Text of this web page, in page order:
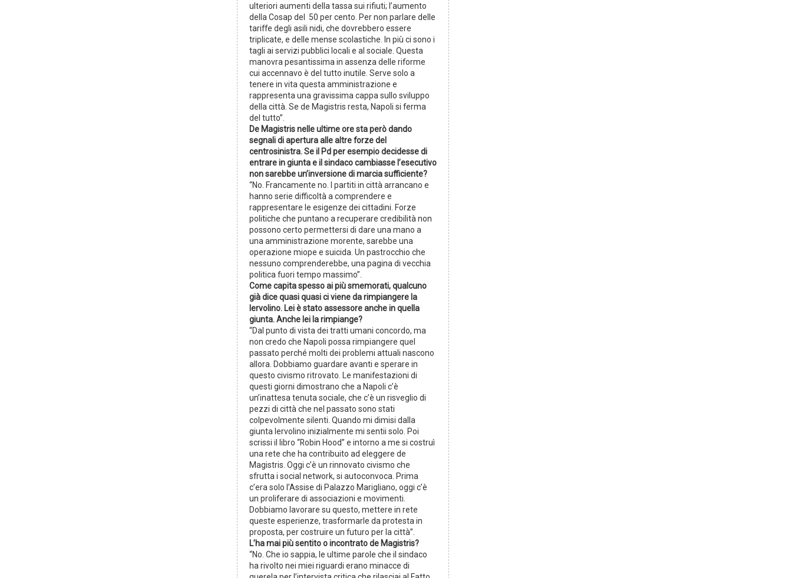
ulteriori aumenti della tassa sui rifiuti; l’aumento
della Cosap del 50 per cento. Per non parlare delle
tariffe degli asili nidi, che dovrebbero essere
triplicate, e delle mense scolastiche. In più ci sono i
tagli ai servizi pubblici locali e al sociale. Questa
manovra pesantissima in assenza delle riforme
cui accennavo è del tutto inutile. Serve solo a
tenere in vita questa amministrazione e
rappresenta una gravissima cappa sullo sviluppo
della città. Se de Magistris resta, Napoli si ferma
del tutto”.
De Magistris nelle ultime ore sta però dando
segnali di apertura alle altre forze del
centrosinistra. Se il Pd per esempio decidesse di
entrare in giunta e il sindaco cambiasse l’esecutivo
non sarebbe un’inversione di marcia sufficiente?
“No. Francamente no. I partiti in città arrancano e
hanno serie difficoltà a comprendere e
rappresentare le esigenze dei cittadini. Forze
politiche che puntano a recuperare credibilità non
possono certo permettersi di dare una mano a
una amministrazione morente, sarebbe una
operazione miope e suicida. Un pastrocchio che
nessuno comprenderebbe, una pagina di vecchia
politica fuori tempo massimo”.
Come capita spesso ai più smemorati, qualcuno
già dice quasi quasi ci viene da rimpiangere la
Iervolino. Lei è stato assessore anche in quella
giunta. Anche lei la rimpiange?
“Dal punto di vista dei tratti umani concordo, ma
non credo che Napoli possa rimpiangere quel
passato perché molti dei problemi attuali nascono
allora. Dobbiamo guardare avanti e sperare in
questo civismo ritrovato. Le manifestazioni di
questi giorni dimostrano che a Napoli c’è
un’inattesa tenuta sociale, che c’è un risveglio di
pezzi di città che nel passato sono stati
colpevolmente silenti. Quando mi dimisi dalla
giunta Iervolino inizialmente mi sentii solo. Poi
scrissi il libro “Robin Hood” e intorno a me si costruì
una rete che ha contribuito ad eleggere de
Magistris. Oggi c’è un rinnovato civismo che
sfrutta i social network, si autoconvoca. Prima
c’era solo l’Assise di Palazzo Marigliano, oggi c’è
un proliferare di associazioni e movimenti.
Dobbiamo lavorare su questo, mettere in rete
queste esperienze, trasformarle da protesta in
proposta, per costruire un futuro per la città”.
L’ha mai più sentito o incontrato de Magistris?
“No. Che io sappia, le ultime parole che il sindaco
ha rivolto nei miei riguardi erano minacce di